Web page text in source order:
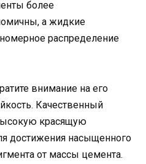
более
а жидкие
распределение
внимание на его
Качественный
красящую
достижения насыщенного
от массы цемента.